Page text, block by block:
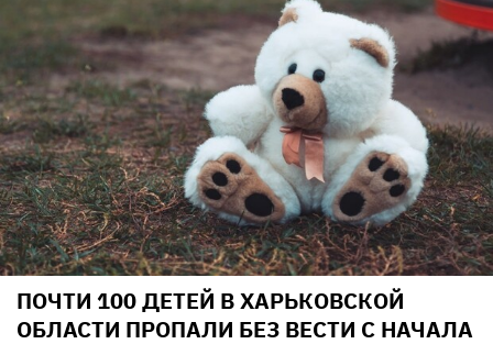
ПОЧТИ 100 ДЕТЕЙ В ХАРЬКОВСКОЙ
ОБЛАСТИ ПРОПАЛИ БЕЗ ВЕСТИ С НАЧАЛА